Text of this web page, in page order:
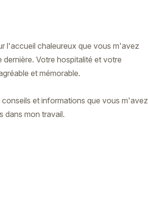
l'accueil chaleureux que vous m'avez
Votre hospitalité et votre
et mémorable.
et informations que vous m'avez
dans mon travail.